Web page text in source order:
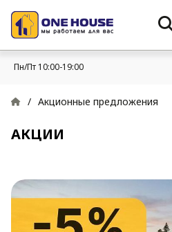
Пн/Пт 10:00-19:00
/ Акционные предложения
АКЦИИ